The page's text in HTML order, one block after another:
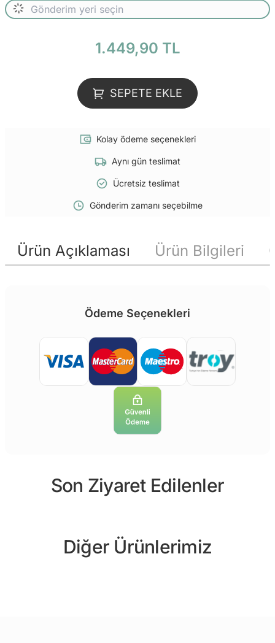
1.449,90 TL
SEPETE EKLE
Kolay ödeme seçenekleri
Aynı gün teslimat
Ücretsiz teslimat
Gönderim zamanı seçebilme
Ürün Açıklaması Ürün Bilgileri
Ödeme Seçenekleri
Son Ziyaret Edilenler
Diğer Ürünlerimiz